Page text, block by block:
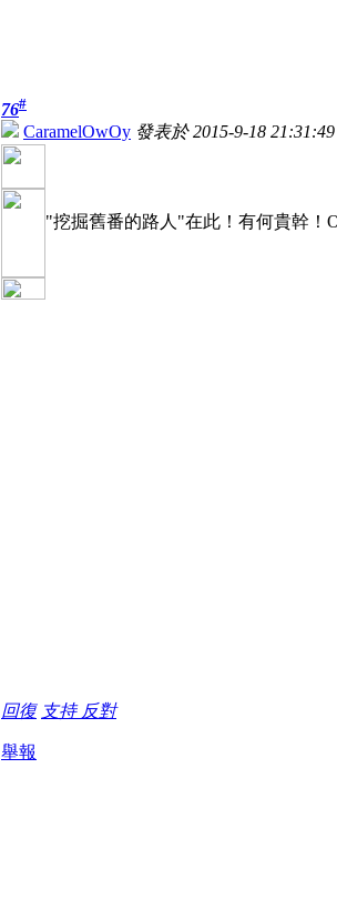
76#
CaramelOwOy 發表於 2015-9-18 21:31:49
"挖掘舊番的路人"在此！有何貴幹！
回復 支持 反對
舉報